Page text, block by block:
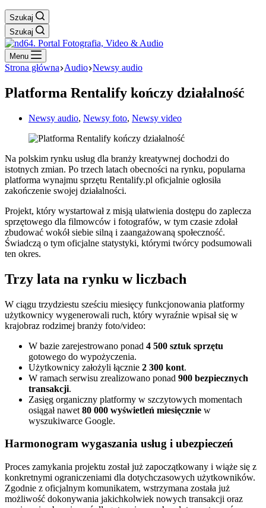
Szukaj
Szukaj
Menu
Strona główna Audio Newsy audio
Platforma Rentalify kończy działalność
Newsy audio, Newsy foto, Newsy video
Na polskim rynku usług dla branży kreatywnej dochodzi do
istotnych zmian. Po trzech latach obecności na rynku, popularna
platforma wynajmu sprzętu Rentalify.pl oficjalnie ogłosiła
zakończenie swojej działalności.
Projekt, który wystartował z misją ułatwienia dostępu do zaplecza
sprzętowego dla filmowców i fotografów, w tym czasie zdołał
zbudować wokół siebie silną i zaangażowaną społeczność.
Świadczą o tym oficjalne statystyki, którymi twórcy podsumowali
ten okres.
Trzy lata na rynku w liczbach
W ciągu trzydziestu sześciu miesięcy funkcjonowania platformy
użytkownicy wygenerowali ruch, który wyraźnie wpisał się w
krajobraz rodzimej branży foto/video:
W bazie zarejestrowano ponad 4 500 sztuk sprzętu
gotowego do wypożyczenia.
Użytkownicy założyli łącznie 2 300 kont.
W ramach serwisu zrealizowano ponad 900 bezpiecznych
transakcji.
Zasięg organiczny platformy w szczytowych momentach
osiągał nawet 80 000 wyświetleń miesięcznie w
wyszukiwarce Google.
Harmonogram wygaszania usług i ubezpieczeń
Proces zamykania projektu został już zapoczątkowany i wiąże się z
konkretnymi ograniczeniami dla dotychczasowych użytkowników.
Zgodnie z oficjalnym komunikatem, wstrzymana została już
możliwość dokonywania jakichkolwiek nowych transakcji oraz